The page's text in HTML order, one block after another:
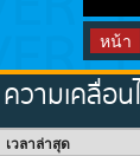
หน้า
ความเคลื่อน
เวลาล่าสุด